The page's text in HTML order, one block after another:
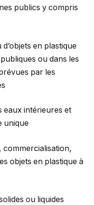
publics y compris
en plastique
ou dans les
par les
eaux intérieures et
unique
objets en plastique à
ou liquides